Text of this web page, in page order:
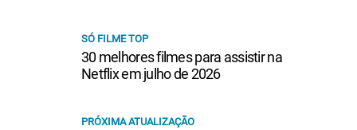
SÓ FILME TOP
30 melhores filmes para assistir na
Netflix em julho de 2026
PRÓXIMA ATUALIZAÇÃO